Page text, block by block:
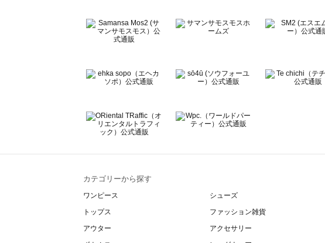
BETTY'S BLUE（べティーズブルー）のルームウェア一覧
Wpc.（ワールドパーティー）のルームウェア一覧
カテゴリーから探す
ワンピース
トップス
アウター
シューズ
ファッション雑貨
アクセサリー